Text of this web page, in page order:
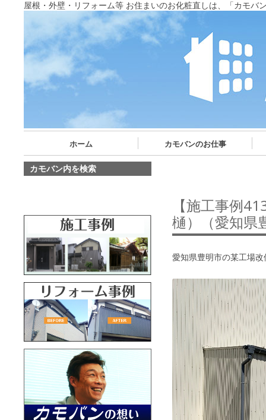
屋根・外壁・リフォーム等 お住まいのお化粧直しは、「カモバ
ホーム カモバンのお仕事
【施工事例
樋）（愛知県
愛知県豊明市の某工場
カモバン内を検索